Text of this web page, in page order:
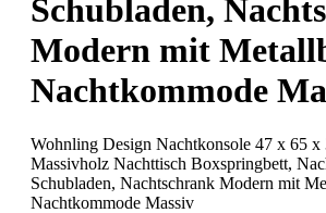
Schubladen,
Modern mit
Nachtkommode
Wohnling Design Nachtkonsole 47 x 65 x
Massivholz Nachttisch Boxspringbett,
Schubladen, Nachtschrank Modern mit
Nachtkommode Massiv